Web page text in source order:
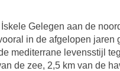
Gelegen aan de
in de afgelopen jaren
mediterrane levensstijl
de zee, 2,5 km van de